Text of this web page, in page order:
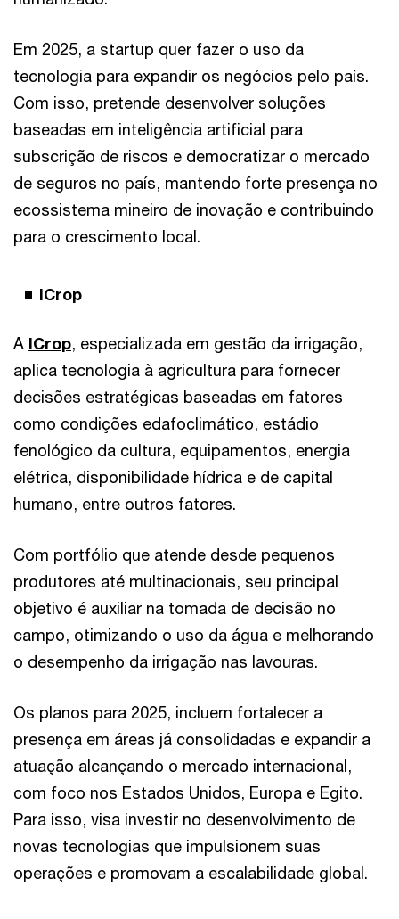
Em 2025, a startup quer fazer o uso da
tecnologia para expandir os negócios pelo país.
Com isso, pretende desenvolver soluções
baseadas em inteligência artificial para
subscrição de riscos e democratizar o mercado
de seguros no país, mantendo forte presença no
ecossistema mineiro de inovação e contribuindo
para o crescimento local.
ICrop
A ICrop, especializada em gestão da irrigação,
aplica tecnologia à agricultura para fornecer
decisões estratégicas baseadas em fatores
como condições edafoclimático, estádio
fenológico da cultura, equipamentos, energia
elétrica, disponibilidade hídrica e de capital
humano, entre outros fatores.
Com portfólio que atende desde pequenos
produtores até multinacionais, seu principal
objetivo é auxiliar na tomada de decisão no
campo, otimizando o uso da água e melhorando
o desempenho da irrigação nas lavouras.
Os planos para 2025, incluem fortalecer a
presença em áreas já consolidadas e expandir a
atuação alcançando o mercado internacional,
com foco nos Estados Unidos, Europa e Egito.
Para isso, visa investir no desenvolvimento de
novas tecnologias que impulsionem suas
operações e promovam a escalabilidade global.